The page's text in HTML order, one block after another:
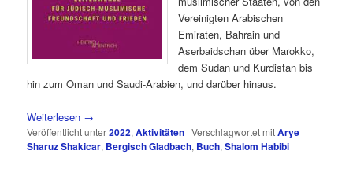
Vereinigten Arabischen
Emiraten, Bahrain und
Aserbaidschan über Marokko,
dem Sudan und Kurdistan bis
hin zum Oman und Saudi-Arabien, und darüber hinaus.
Weiterlesen →
Veröffentlicht unter2022,Aktivitäten |Verschlagwortet mitArye
Sharuz Shakicar, Bergisch Gladbach, Buch,Shalom Habibi